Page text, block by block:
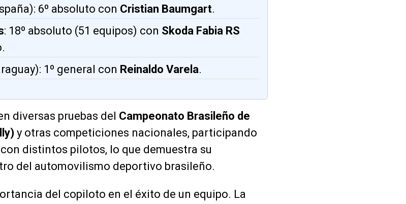
6º absoluto con Cristian Baumgart.
: 18º absoluto (51 equipos) con Skoda Fabia RS
1º general con Reinaldo Varela.
diversas pruebas del Campeonato Brasileño de
y otras competiciones nacionales, participando
con distintos pilotos, lo que demuestra su
del automovilismo deportivo brasileño.
del copiloto en el éxito de un equipo. La